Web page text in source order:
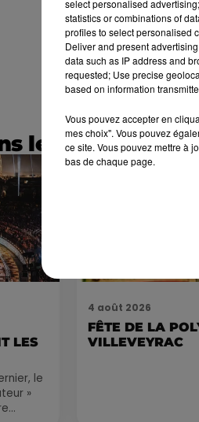
le Sud
LES
le
»
4 août 2026
FÊTE DE LA
VILLEVEYRAC
select personalised
statistics or combinations of
profiles to select personalised
Deliver and present
data such as IP address and
requested; Use precise
based on information
Vous pouvez accepter en
mes choix". Vous pouvez
ce site. Vous pouvez mettre à
bas de chaque page.